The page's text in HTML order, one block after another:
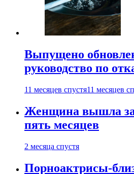
Выпущено
руководство по
11 месяцев спустя11 месяцев
Женщина вышла
пять месяцев
2 месяца спустя
Порноактрисы-